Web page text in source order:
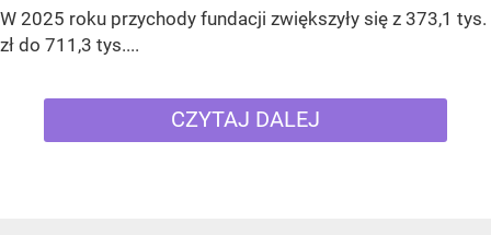
W 2025 roku przychody fundacji zwiększyły się z 373,1 tys.
zł do 711,3 tys....
CZYTAJ DALEJ